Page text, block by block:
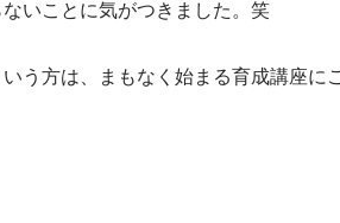
いことに気がつきました。笑
う方は、まもなく始まる育成講座に